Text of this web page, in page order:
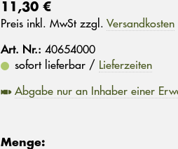
11,30 €
Preis inkl. MwSt zzgl. Versandkosten
Art. Nr.: 40654000
sofort lieferbar / Lieferzeiten
Abgabe nur an Inhaber einer
Menge: